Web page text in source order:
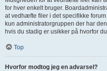
for hver enkelt bruger.
at vedhæfte filer i det specifikke
kun administratorgruppen der har
hvis du stadig er usikker på hvorfor
Top
Hvorfor modtog jeg en advarsel?